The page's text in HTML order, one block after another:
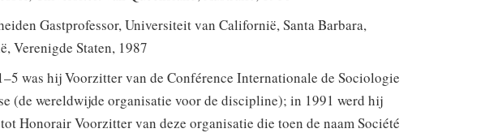
Gastprofessor, Universiteit van Californië, Santa Barbara,
Verenigde Staten, 1987
was hij Voorzitter van de Conférence Internationale de Sociologie
(de wereldwijde organisatie voor de discipline); in 1991 werd hij
Honorair Voorzitter van deze organisatie die toen de naam Société